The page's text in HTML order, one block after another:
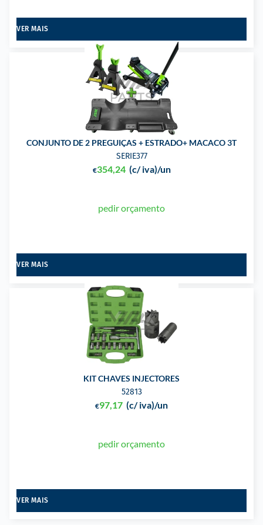
VER MAIS
CONJUNTO DE 2 PREGUIÇAS + ESTRADO+ MACACO 3T
SERIE377
€354,24 (c/ iva)/un
pedir orçamento
VER MAIS
KIT CHAVES INJECTORES
52813
€97,17 (c/ iva)/un
pedir orçamento
VER MAIS